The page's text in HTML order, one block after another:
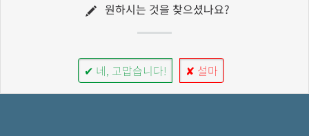
원하시는 것을 찾으셨나요?
✔ 네, 고맙습니다! ✘ 설마